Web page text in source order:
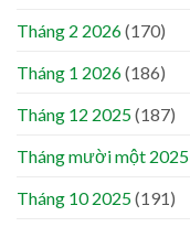
Tháng 2 2026(170)
Tháng 1 2026(186)
Tháng 12 2025(187)
Tháng mười một 2025
Tháng 10 2025(191)